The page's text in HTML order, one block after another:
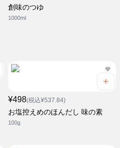
創味のつゆ
1000ml
¥498(税込¥537.84)
お塩控えめのほんだし 味の素
100g